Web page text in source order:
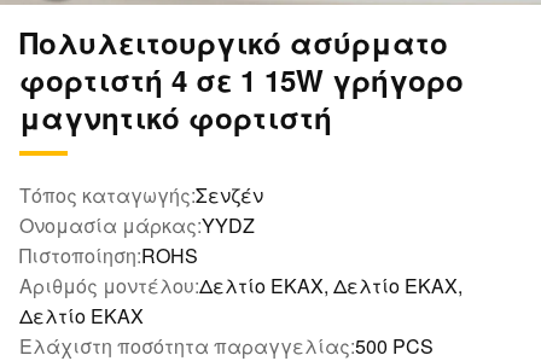
Πολυλειτουργικό ασύρματο
φορτιστή 4 σε 1 15W γρήγορο
μαγνητικό φορτιστή
Τόπος καταγωγής:Σενζέν
Ονομασία μάρκας:YYDZ
Πιστοποίηση:ROHS
Αριθμός μοντέλου:Δελτίο ΕΚΑΧ, Δελτίο ΕΚΑΧ,
Δελτίο ΕΚΑΧ
Ελάχιστη ποσότητα παραγγελίας:500 PCS